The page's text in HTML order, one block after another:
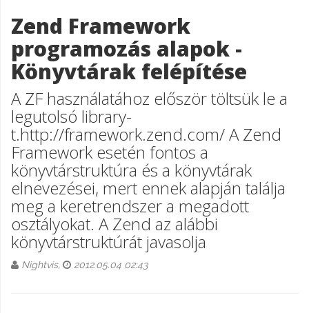
Zend Framework
programozás alapok -
Könyvtárak felépítése
A ZF használatához először töltsük le a
legutolsó library-
t.http://framework.zend.com/ A Zend
Framework esetén fontos a
könyvtárstruktúra és a könyvtárak
elnevezései, mert ennek alapján találja
meg a keretrendszer a megadott
osztályokat. A Zend az alábbi
könyvtárstruktúrát javasolja
Nightvis, 2012.05.04 02:43